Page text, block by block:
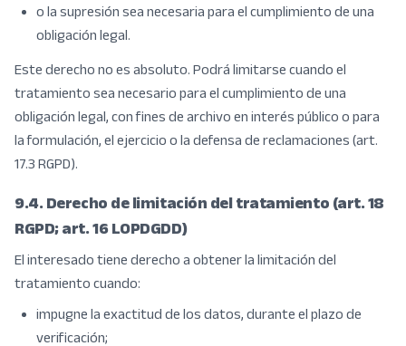
o la supresión sea necesaria para el cumplimiento de una
obligación legal.
Este derecho no es absoluto. Podrá limitarse cuando el
tratamiento sea necesario para el cumplimiento de una
obligación legal, con fines de archivo en interés público o para
la formulación, el ejercicio o la defensa de reclamaciones (art.
17.3 RGPD).
9.4. Derecho de limitación del tratamiento (art. 18
RGPD; art. 16 LOPDGDD)
El interesado tiene derecho a obtener la limitación del
tratamiento cuando:
impugne la exactitud de los datos, durante el plazo de
verificación;